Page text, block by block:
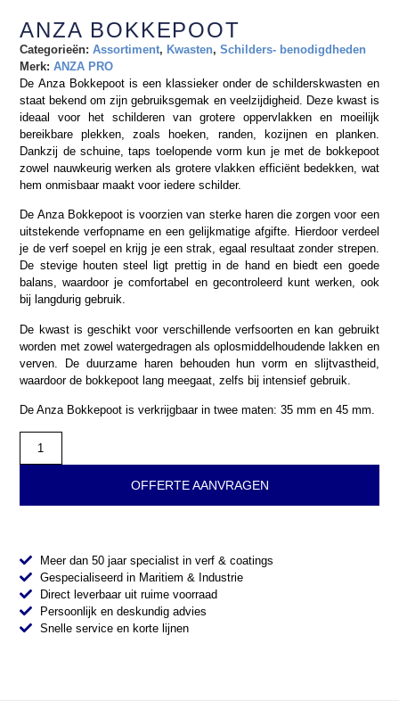
ANZA BOKKEPOOT
Categorieën: Assortiment, Kwasten,Schilders- benodigdheden
Merk:ANZA PRO
De Anza Bokkepoot is een klassieker onder de schilderskwasten en
staat bekend om zijn gebruiksgemak en veelzijdigheid. Deze kwast is
ideaal voor het schilderen van grotere oppervlakken en moeilijk
bereikbare plekken, zoals hoeken, randen, kozijnen en planken.
Dankzij de schuine, taps toelopende vorm kun je met de bokkepoot
zowel nauwkeurig werken als grotere vlakken efficiënt bedekken, wat
hem onmisbaar maakt voor iedere schilder.
De Anza Bokkepoot is voorzien van sterke haren die zorgen voor een
uitstekende verfopname en een gelijkmatige afgifte. Hierdoor verdeel
je de verf soepel en krijg je een strak, egaal resultaat zonder strepen.
De stevige houten steel ligt prettig in de hand en biedt een goede
balans, waardoor je comfortabel en gecontroleerd kunt werken, ook
bij langdurig gebruik.
De kwast is geschikt voor verschillende verfsoorten en kan gebruikt
worden met zowel watergedragen als oplosmiddelhoudende lakken en
verven. De duurzame haren behouden hun vorm en slijtvastheid,
waardoor de bokkepoot lang meegaat, zelfs bij intensief gebruik.
De Anza Bokkepoot is verkrijgbaar in twee maten: 35 mm en 45 mm.
OFFERTE AANVRAGEN
Meer dan 50 jaar specialist in verf & coatings
Gespecialiseerd in Maritiem & Industrie
Direct leverbaar uit ruime voorraad
Persoonlijk en deskundig advies
Snelle service en korte lijnen